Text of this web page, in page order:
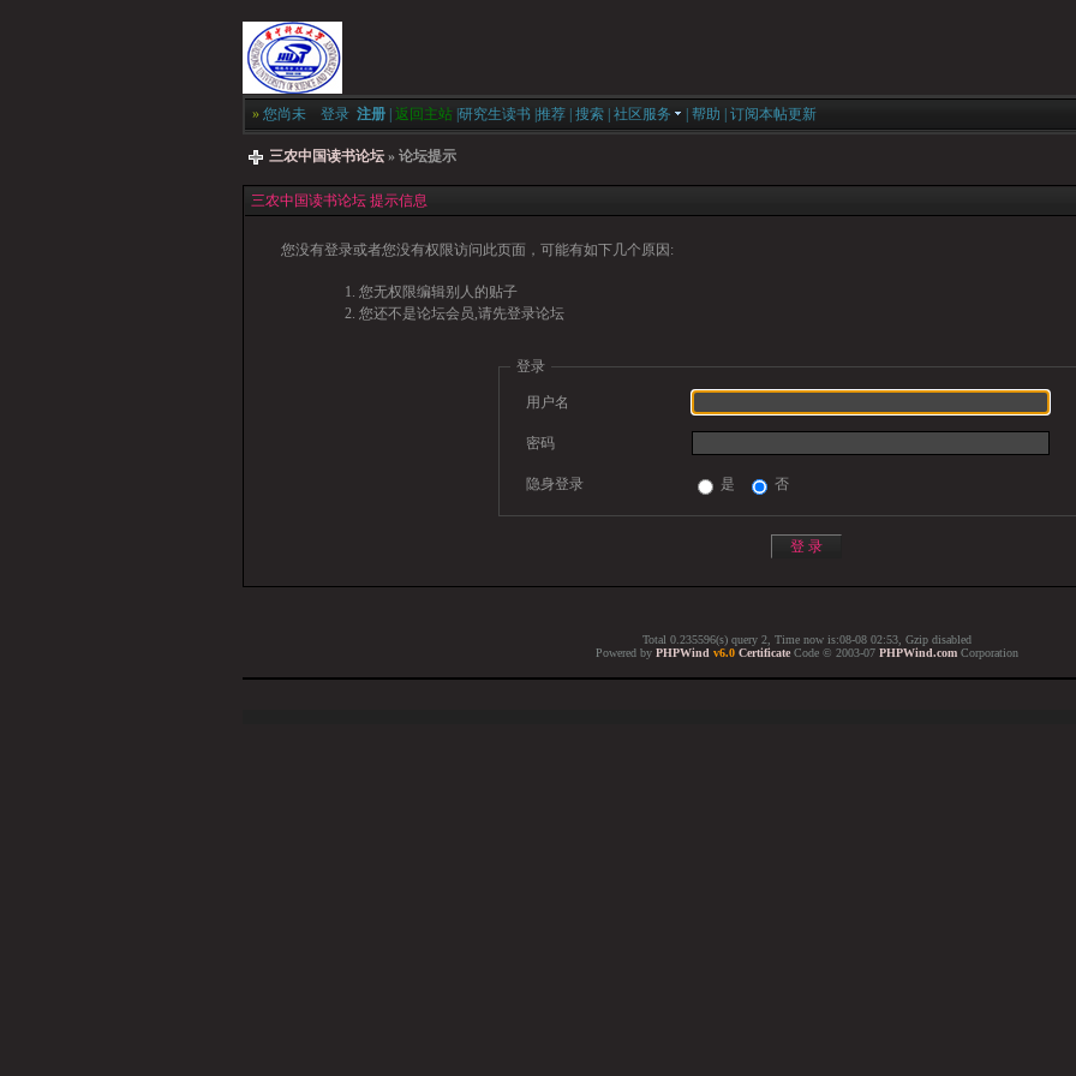
» 您尚未 登录 注册 返回主站 研究生读书 推荐 搜索 社区服务 帮助 订阅本帖更新
三农中国读书论坛 » 论坛提示
三农中国读书论坛 提示信息
您没有登录或者您没有权限访问此页面，可能有如下几个原因:
您无权限编辑别人的贴子
您还不是论坛会员,请先登录论坛
登录
用户名
密码
隐身登录 是 否
Total 0.235596(s) query 2, Time now is:08-08 02:53, Gzip disabled
Powered by PHPWind v6.0 Certificate Code © 2003-07 PHPWind.com Corporation